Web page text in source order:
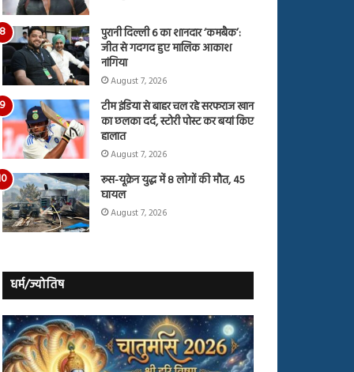
पुरानी दिल्ली 6 का शानदार ‘कमबैक’:
जीत से गदगद हुए मालिक आकाश
नांगिया
August 7, 2026
टीम इंडिया से बाहर चल रहे सरफराज खान
का छलका दर्द, स्टोरी पोस्ट कर बयां किए
हालात
August 7, 2026
रूस-यूक्रेन युद्ध में 8 लोगों की मौत, 45
घायल
August 7, 2026
धर्म/ज्योतिष